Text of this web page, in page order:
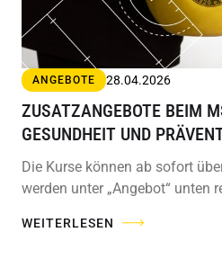
ANGEBOTE 28.04.2026
ZUSATZANGEBOTE BEIM
GESUNDHEIT UND
Die Kurse können ab sofort
werden unter „Angebot“ unten
WEITERLESEN